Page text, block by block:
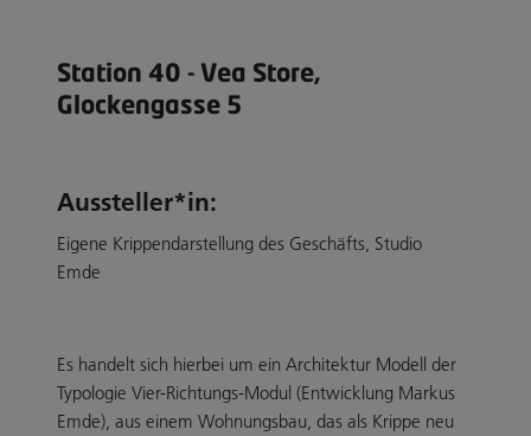
Station 40 - Vea Store,
Glockengasse 5
Aussteller*in:
Eigene Krippendarstellung des Geschäfts, Studio
Emde
Es handelt sich hierbei um ein Architektur Modell der
Typologie Vier-Richtungs-Modul (Entwicklung Markus
Emde), aus einem Wohnungsbau, das als Krippe neu